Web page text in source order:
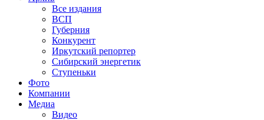
Все издания
ВСП
Губерния
Конкурент
Иркутский репортер
Сибирский энергетик
Ступеньки
Фото
Компании
Медиа
Видео